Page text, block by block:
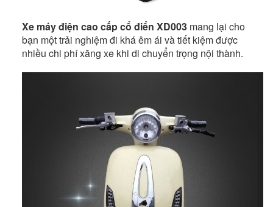
Xe máy điện cao cấp cổ điển XD003 mang lại cho
bạn một trải nghiệm đi khá êm ái và tiết kiệm được
nhiều chi phí xăng xe khi di chuyển trọng nội thành.